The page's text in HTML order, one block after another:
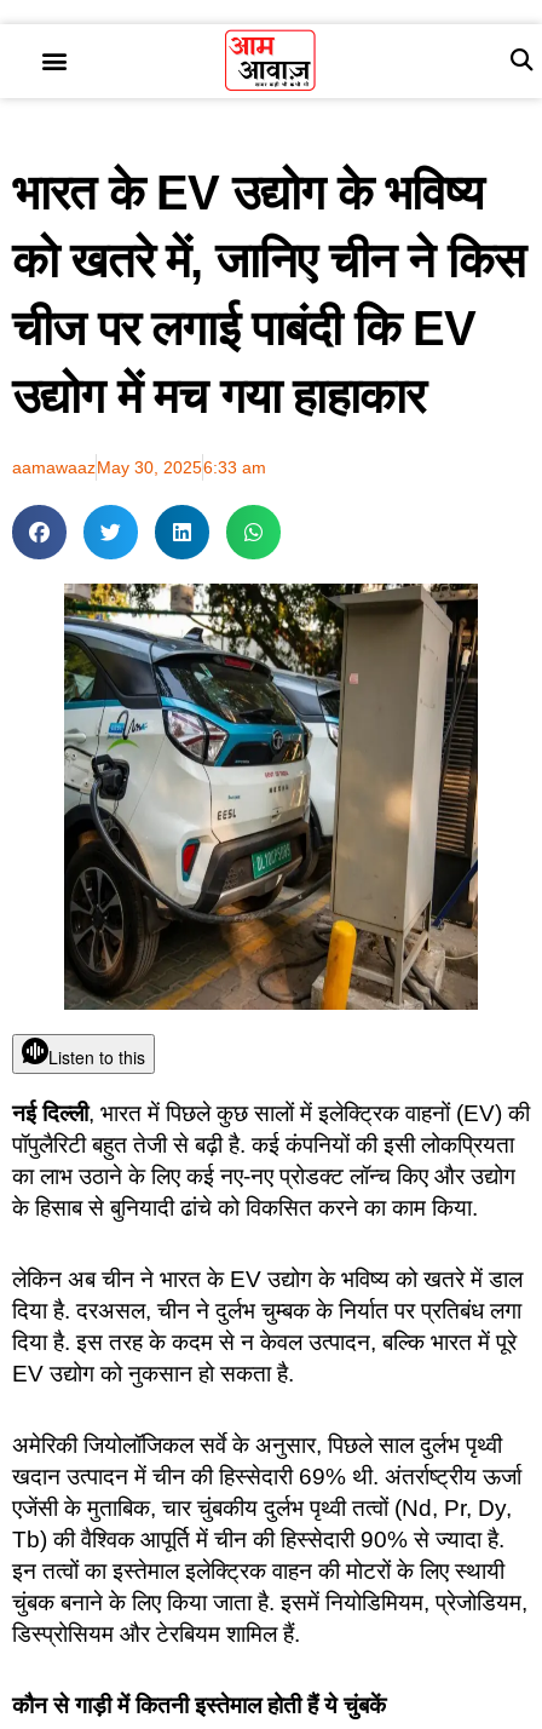
भारत के EV उद्योग के भविष्य
को खतरे में, जानिए चीन ने किस
चीज पर लगाई पाबंदी कि EV
उद्योग में मच गया हाहाकार
aamawaazMay 30, 20256:33 am
Listen to this
नई दिल्ली, भारत में पिछले कुछ सालों में इलेक्ट्रिक वाहनों (EV) की
पॉपुलैरिटी बहुत तेजी से बढ़ी है. कई कंपनियों की इसी लोकप्रियता
का लाभ उठाने के लिए कई नए-नए प्रोडक्ट लॉन्च किए और उद्योग
के हिसाब से बुनियादी ढांचे को विकसित करने का काम किया.
लेकिन अब चीन ने भारत के EV उद्योग के भविष्य को खतरे में डाल
दिया है. दरअसल, चीन ने दुर्लभ चुम्बक के निर्यात पर प्रतिबंध लगा
दिया है. इस तरह के कदम से न केवल उत्पादन, बल्कि भारत में पूरे
EV उद्योग को नुकसान हो सकता है.
अमेरिकी जियोलॉजिकल सर्वे के अनुसार, पिछले साल दुर्लभ पृथ्वी
खदान उत्पादन में चीन की हिस्सेदारी 69% थी. अंतर्राष्ट्रीय ऊर्जा
एजेंसी के मुताबिक, चार चुंबकीय दुर्लभ पृथ्वी तत्वों (Nd, Pr, Dy,
Tb) की वैश्विक आपूर्ति में चीन की हिस्सेदारी 90% से ज्यादा है.
इन तत्वों का इस्तेमाल इलेक्ट्रिक वाहन की मोटरों के लिए स्थायी
चुंबक बनाने के लिए किया जाता है. इसमें नियोडिमियम, प्रेजोडियम,
डिस्प्रोसियम और टेरबियम शामिल हैं.
कौन से गाड़ी में कितनी इस्तेमाल होती हैं ये चुंबकें